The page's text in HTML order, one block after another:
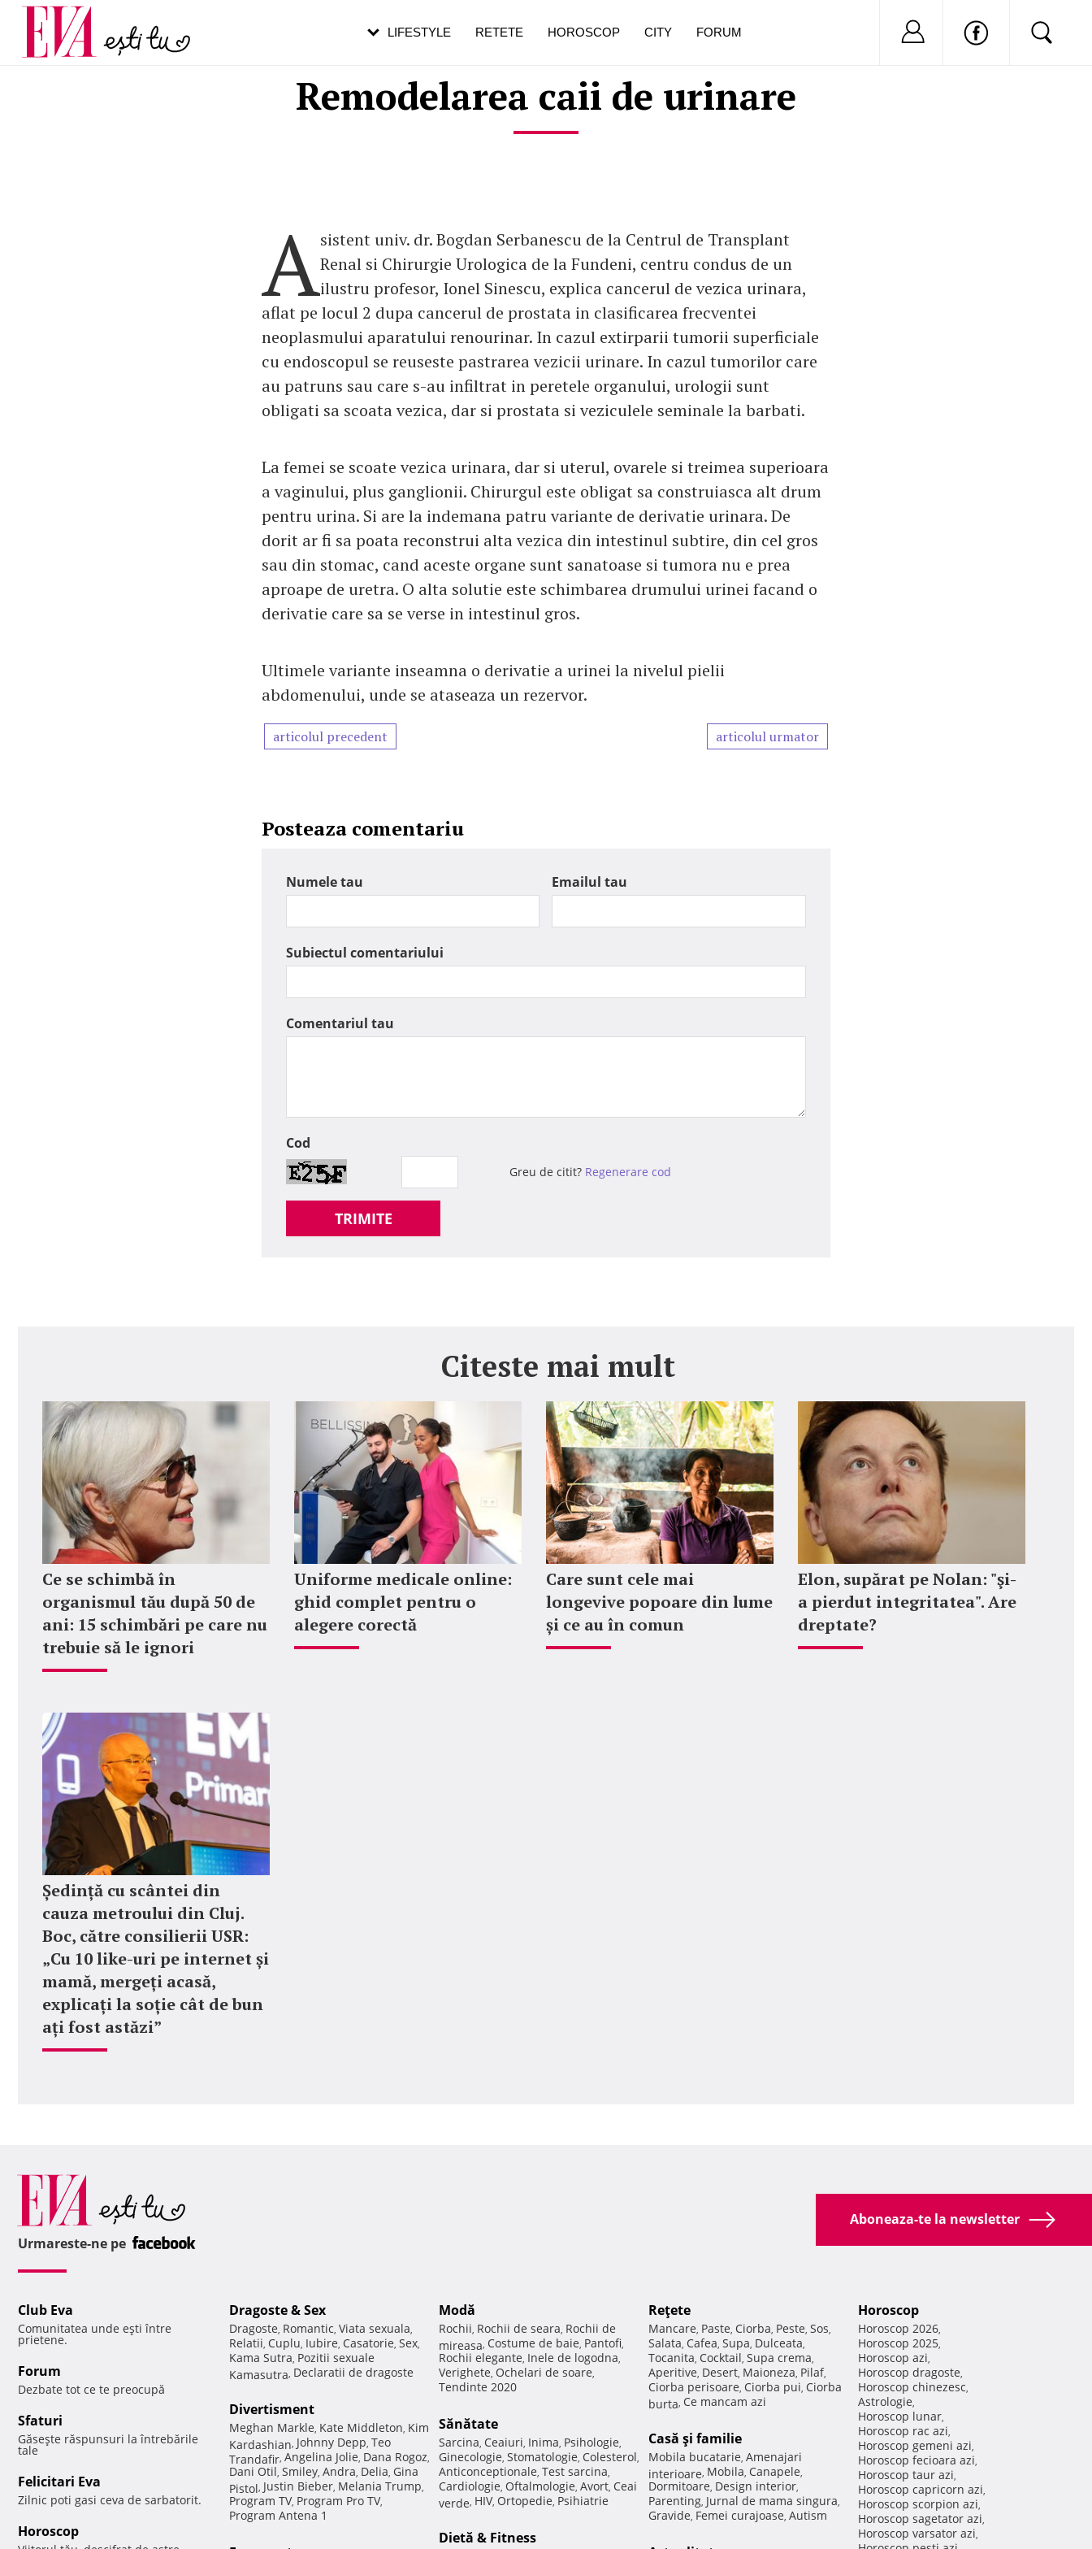
Remodelarea caii de urinare
Asistent univ. dr. Bogdan Serbanescu de la Centrul de Transplant
Renal si Chirurgie Urologica de la Fundeni, centru condus de un
ilustru profesor, Ionel Sinescu, explica cancerul de vezica urinara,
aflat pe locul 2 dupa cancerul de prostata in clasificarea frecventei
neoplasmului aparatului renourinar. In cazul extirparii tumorii superficiale
cu endoscopul se reuseste pastrarea vezicii urinare. In cazul tumorilor care
au patruns sau care s-au infiltrat in peretele organului, urologii sunt
obligati sa scoata vezica, dar si prostata si veziculele seminale la barbati.
La femei se scoate vezica urinara, dar si uterul, ovarele si treimea superioara
a vaginului, plus ganglionii. Chirurgul este obligat sa construiasca alt drum
pentru urina. Si are la indemana patru variante de derivatie urinara. De
dorit ar fi sa poata reconstrui alta vezica din intestinul subtire, din cel gros
sau din stomac, cand aceste organe sunt sanatoase si tumora nu e prea
aproape de uretra. O alta solutie este schimbarea drumului urinei facand o
derivatie care sa se verse in intestinul gros.
Ultimele variante inseamna o derivatie a urinei la nivelul pielii
abdomenului, unde se ataseaza un rezervor.
articolul precedent articolul urmator
Posteaza comentariu
Numele tau Emailul tau
Subiectul comentariului
Comentariul tau
Cod
Greu de citit? Regenerare cod
TRIMITE
Citeste mai mult
Ce se schimbă în
organismul tău după 50 de
ani: 15 schimbări pe care nu
trebuie să le ignori
Uniforme medicale online:
ghid complet pentru o
alegere corectă
Care sunt cele mai
longevive popoare din lume
și ce au în comun
Elon, supărat pe Nolan: "şi-
a pierdut integritatea". Are
dreptate?
Ședință cu scântei din
cauza metroului din Cluj.
Boc, către consilierii USR:
„Cu 10 like-uri pe internet și
mamă, mergeți acasă,
explicați la soție cât de bun
ați fost astăzi”
LIFESTYLE RETETE HOROSCOP CITY FORUM Nu ai cont?
Carieră
Actualitate
pe măsură ce înaintezi în vârstă
de dureroasă este investigația
Aboneaza-te la newsletter
Urmareste-ne pe
Club Eva
Comunitatea unde eşti între
prietene.
Forum
Dezbate tot ce te preocupă
Sfaturi
Găseşte răspunsuri la întrebările
tale
Felicitari Eva
Zilnic poti gasi ceva de sarbatorit.
Horoscop
Dragoste & Sex
Dragoste, Romantic, Viata sexuala,
Relatii, Cuplu, Iubire, Casatorie, Sex,
Kama Sutra, Pozitii sexuale
Kamasutra, Declaratii de dragoste
Divertisment
Meghan Markle, Kate Middleton, Kim
Kardashian, Johnny Depp, Teo
Trandafir, Angelina Jolie, Dana Rogoz,
Dani Otil, Smiley, Andra, Delia, Gina
Pistol, Justin Bieber, Melania Trump,
Program TV, Program Pro TV,
Program Antena 1
Modă
Rochii, Rochii de seara, Rochii de
mireasa, Costume de baie, Pantofi,
Rochii elegante, Inele de logodna,
Verighete, Ochelari de soare,
Tendinte 2020
Sănătate
Sarcina, Ceaiuri, Inima, Psihologie,
Ginecologie, Stomatologie, Colesterol,
Anticonceptionale, Test sarcina,
Cardiologie, Oftalmologie, Avort, Ceai
verde, HIV, Ortopedie, Psihiatrie
Dietă & Fitness
Reţete
Mancare, Paste, Ciorba, Peste, Sos,
Salata, Cafea, Supa, Dulceata,
Tocanita, Cocktail, Supa crema,
Aperitive, Desert, Maioneza, Pilaf,
Ciorba perisoare, Ciorba pui, Ciorba
burta, Ce mancam azi
Casă şi familie
Mobila bucatarie, Amenajari
interioare, Mobila, Canapele,
Dormitoare, Design interior,
Parenting, Jurnal de mama singura,
Gravide, Femei curajoase, Autism
Horoscop
Horoscop 2026,
Horoscop 2025,
Horoscop azi,
Horoscop dragoste,
Horoscop chinezesc,
Astrologie,
Horoscop lunar,
Horoscop rac azi,
Horoscop gemeni azi,
Horoscop fecioara azi,
Horoscop taur azi,
Horoscop capricorn azi,
Horoscop scorpion azi,
Horoscop sagetator azi,
Horoscop varsator azi,